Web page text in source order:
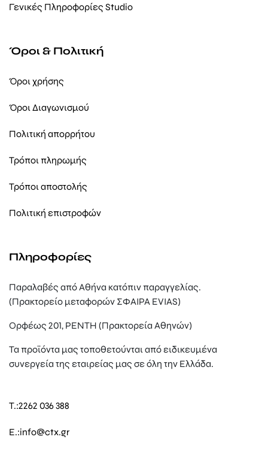
Γενικές Πληροφορίες Studio
Όροι & Πολιτική
Όροι χρήσης
Όροι Διαγωνισμού
Πολιτική απορρήτου
Τρόποι πληρωμής
Τρόποι αποστολής
Πολιτική επιστροφών
Πληροφορίες
Παραλαβές από Αθήνα κατόπιν παραγγελίας.
(Πρακτορείο μεταφορών ΣΦΑΙΡΑ EVIAS)
Ορφέως 201, ΡΕΝΤΗ (Πρακτορεία Αθηνών)
Τα προϊόντα μας τοποθετούνται από ειδικευμένα
συνεργεία της εταιρείας μας σε όλη την Ελλάδα.
T.:2262 036 388
E.:info@ctx.gr